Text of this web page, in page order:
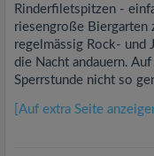
Rinderfiletspitzen -
riesengroße Biergarten
regelmässig Rock- und
die Nacht andauern.
Sperrstunde nicht so
[Auf extra Seite